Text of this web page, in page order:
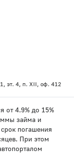
эт. 4, п. XII, оф. 412
от 4.9% до 15%
займа и
погашения
При этом